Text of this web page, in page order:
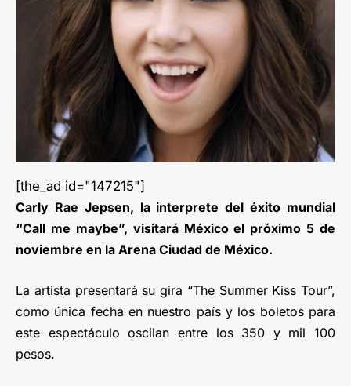
[the_ad id="147215"]
Carly Rae Jepsen, la interprete del éxito mundial
“Call me maybe”, visitará México el próximo 5 de
noviembre en la Arena Ciudad de México.
La artista presentará su gira “The Summer Kiss Tour”,
como única fecha en nuestro país y los boletos para
este espectáculo oscilan entre los 350 y mil 100
pesos.